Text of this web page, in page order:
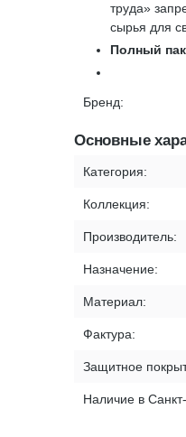
труда»
сырья для
Полный
Бренд:
Основные
Категория:
Коллекция:
Производитель:
Назначение:
Материал:
Фактура:
Защитное
Наличие в